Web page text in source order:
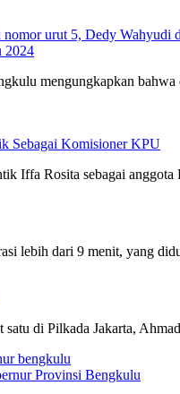
2024
mengungkapkan
Sebagai Komisioner KPU
Iffa Rosita sebagai
lebih dari 9 menit, yang
di Pilkada Jakarta,
Provinsi Bengkulu